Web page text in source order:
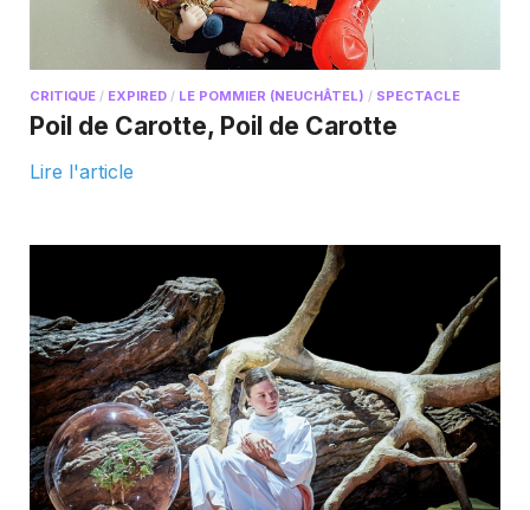
CRITIQUE / EXPIRED / LE POMMIER (NEUCHÂTEL) / SPECTACLE
Poil de Carotte, Poil de Carotte
Lire l'article